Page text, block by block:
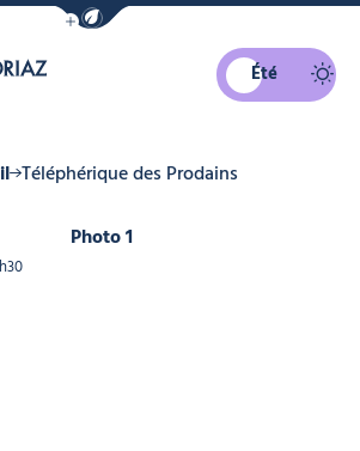
Afficher la barre de navigation du
Été
Téléphérique des Prodains
Photo 1